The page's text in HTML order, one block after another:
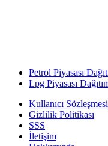
Petrol Piyasası
Lpg Piyasası
Kullanıcı Sözleşmesi
Gizlilik Politikası
SSS
İletişim